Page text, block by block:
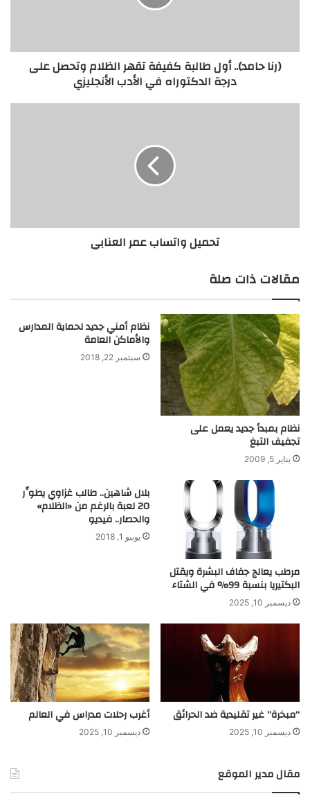
على
(رنا حامد).. أول طالبة كفيفة تقهر الظلام وتحصل على
درجة الدكتوراه في الأدب الأنجليزي
تحميل واتساب عمر العنابي
مقالات ذات صلة
نظام بمبدأ جديد يعمل على
تجفيف التبغ
يناير 5, 2009
نظام أمني جديد لحماية المدارس
والأماكن العامة
سبتمبر 22, 2018
مرطب يعالج جفاف البشرة ويقتل
البكتيريا بنسبة 99% في الشتاء
ديسمبر 10, 2025
بلال شاهين.. طالب غزاوي يطوِّر
20 لعبة بالرغم من «الظلام»
والحصار.. فيديو
يونيو 1, 2018
“مبخرة” غير تقليدية ضد الحرائق
ديسمبر 10, 2025
أغرب رحلات مدراس في العالم
ديسمبر 10, 2025
مقال مدير الموقع